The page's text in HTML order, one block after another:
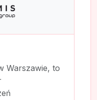
Warszawie, to